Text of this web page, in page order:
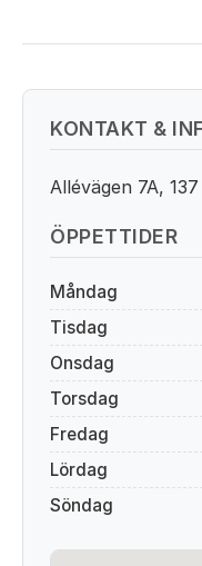
KONTAKT &
Allévägen 7A,
ÖPPETTIDER
Måndag
Tisdag
Onsdag
Torsdag
Fredag
Lördag
Söndag